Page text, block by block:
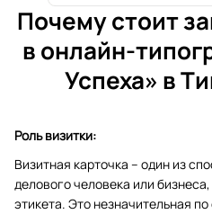
Почему стоит
в онлайн-
Успеха» в
Роль визитки:
Визитная карточка – один из
делового человека или
этикета. Это незначительная